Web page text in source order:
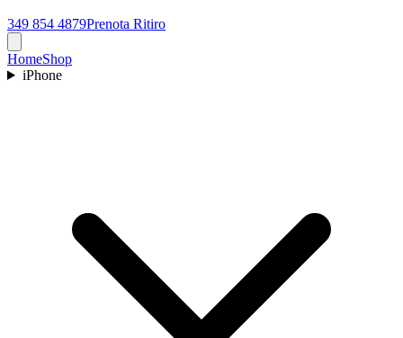
349 854 4879Prenota Ritiro
HomeShop
iPhone